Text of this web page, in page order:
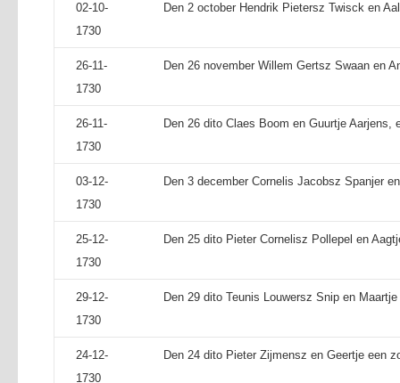
02-10-
1730
Den 2 october Hendrik Pietersz Twisck en
26-11-
1730
Den 26 november Willem Gertsz Swaan en
26-11-
1730
Den 26 dito Claes Boom en Guurtje Aarjens,
03-12-
1730
Den 3 december Cornelis Jacobsz Spanjer
25-12-
1730
Den 25 dito Pieter Cornelisz Pollepel en
29-12-
1730
Den 29 dito Teunis Louwersz Snip en
24-12-
1730
Den 24 dito Pieter Zijmensz en Geertje een